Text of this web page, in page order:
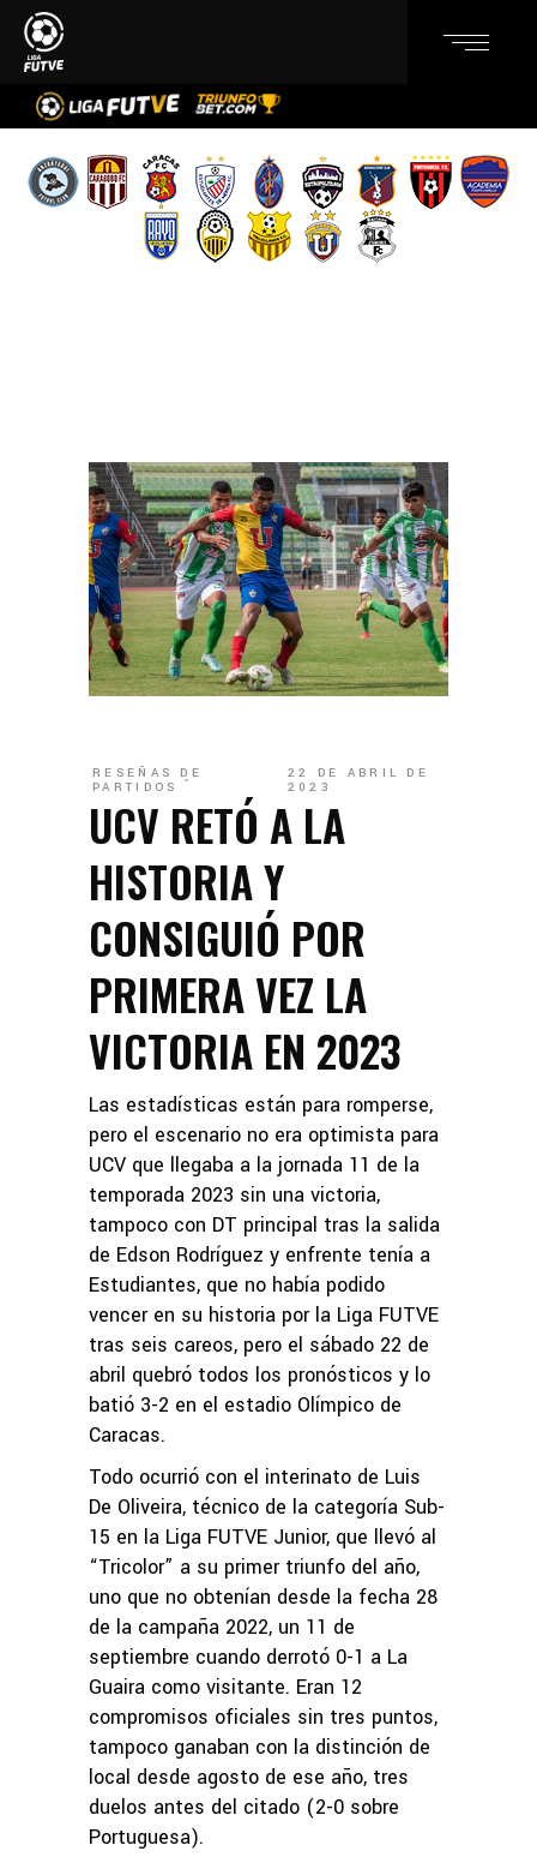
RESEÑAS DE
PARTIDOS
22 DE ABRIL DE
2023
UCV RETÓ A LA
HISTORIA Y
CONSIGUIÓ POR
PRIMERA VEZ LA
VICTORIA EN 2023
Las estadísticas están para romperse,
pero el escenario no era optimista para
UCV que llegaba a la jornada 11 de la
temporada 2023 sin una victoria,
tampoco con DT principal tras la salida
de Edson Rodríguez y enfrente tenía a
Estudiantes, que no había podido
vencer en su historia por la Liga FUTVE
tras seis careos, pero el sábado 22 de
abril quebró todos los pronósticos y lo
batió 3-2 en el estadio Olímpico de
Caracas.
Todo ocurrió con el interinato de Luis
De Oliveira, técnico de la categoría Sub-
15 en la Liga FUTVE Junior, que llevó al
“Tricolor” a su primer triunfo del año,
uno que no obtenían desde la fecha 28
de la campaña 2022, un 11 de
septiembre cuando derrotó 0-1 a La
Guaira como visitante. Eran 12
compromisos oficiales sin tres puntos,
tampoco ganaban con la distinción de
local desde agosto de ese año, tres
duelos antes del citado (2-0 sobre
Portuguesa).